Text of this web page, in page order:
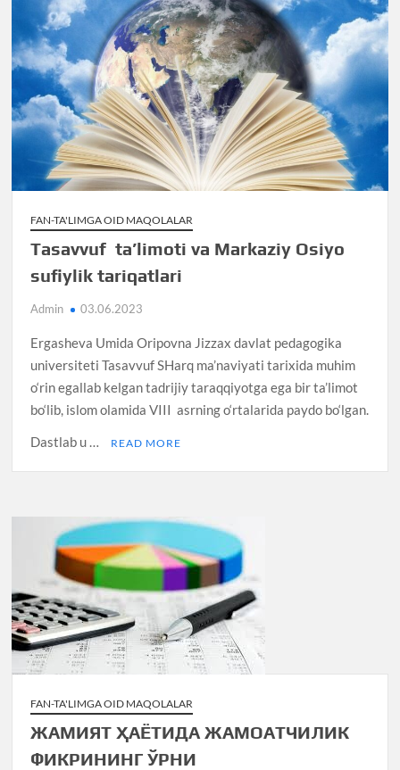
FAN-TA'LIMGA OID MAQOLALAR
Tasavvuf ta’limoti va Markaziy Osiyo
sufiylik tariqatlari
Admin 03.06.2023
Ergasheva Umida Oripovna Jizzax davlat pedagogika
universiteti Tasavvuf SHarq ma’naviyati tarixida muhim
o‘rin egallab kelgan tadrijiy taraqqiyotga ega bir ta’limot
bo‘lib, islom olamida VIII asrning o‘rtalarida paydo bo‘lgan.
Dastlab u …
READ MORE
FAN-TA'LIMGA OID MAQOLALAR
ЖАМИЯТ ҲАЁТИДА ЖАМОАТЧИЛИК
ФИКРИНИНГ ЎРНИ